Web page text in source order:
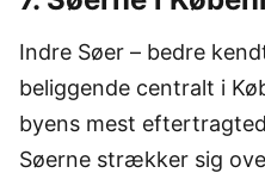
Indre Søer – bedre
beliggende centralt i
byens mest
Søerne strækker sig